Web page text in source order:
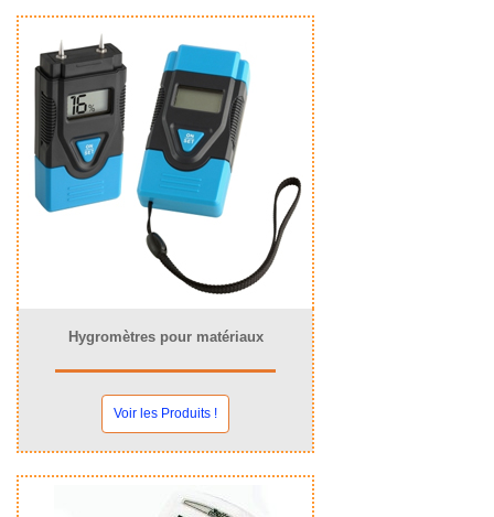
Hygromètres pour matériaux
Voir les Produits !